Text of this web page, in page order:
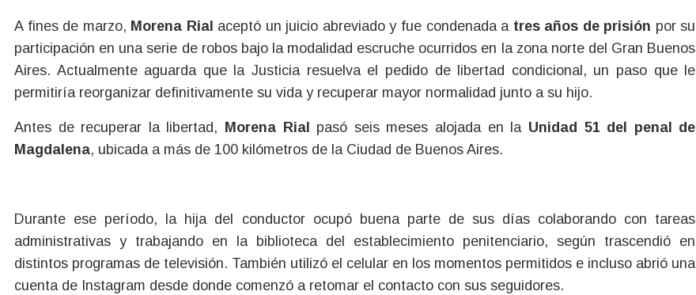
A fines de marzo, Morena Rial aceptó un juicio abreviado y fue condenada a tres años de prisión por su
participación en una serie de robos bajo la modalidad escruche ocurridos en la zona norte del Gran Buenos
Aires. Actualmente aguarda que la Justicia resuelva el pedido de libertad condicional, un paso que le
permitiría reorganizar definitivamente su vida y recuperar mayor normalidad junto a su hijo.
Antes de recuperar la libertad, Morena Rial pasó seis meses alojada en la Unidad 51 del penal de
Magdalena, ubicada a más de 100 kilómetros de la Ciudad de Buenos Aires.
Durante ese período, la hija del conductor ocupó buena parte de sus días colaborando con tareas
administrativas y trabajando en la biblioteca del establecimiento penitenciario, según trascendió en
distintos programas de televisión. También utilizó el celular en los momentos permitidos e incluso abrió una
cuenta de Instagram desde donde comenzó a retomar el contacto con sus seguidores.